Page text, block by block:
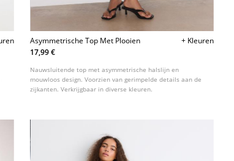
Asymmetrische Top Met Plooien
+ Kleuren
17,99 €
Nauwsluitende top met asymmetrische halslijn en
mouwloos design. Voorzien van gerimpelde details aan de
zijkanten. Verkrijgbaar in diverse kleuren.